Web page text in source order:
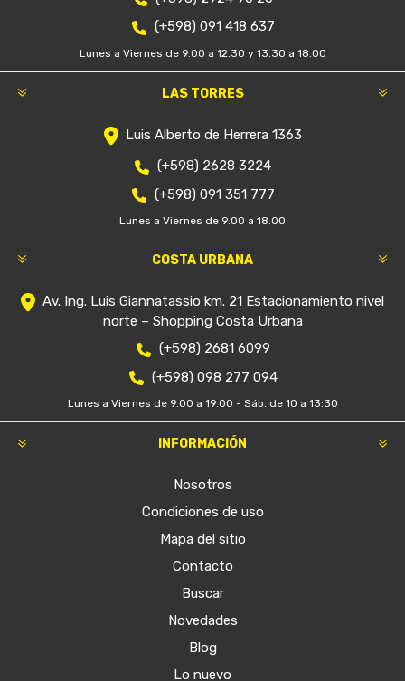
(+598) 091 418 637
Lunes a Viernes de 9.00 a 12.30 y 13.30 a 18.00
LAS TORRES
Luis Alberto de Herrera 1363
(+598) 2628 3224
(+598) 091 351 777
Lunes a Viernes de 9.00 a 18.00
COSTA URBANA
Av. Ing. Luis Giannatassio km. 21 Estacionamiento nivel
norte – Shopping Costa Urbana
(+598) 2681 6099
(+598) 098 277 094
Lunes a Viernes de 9.00 a 19.00 - Sáb. de 10 a 13:30
INFORMACIÓN
Nosotros
Condiciones de uso
Mapa del sitio
Contacto
Buscar
Novedades
Blog
Lo nuevo